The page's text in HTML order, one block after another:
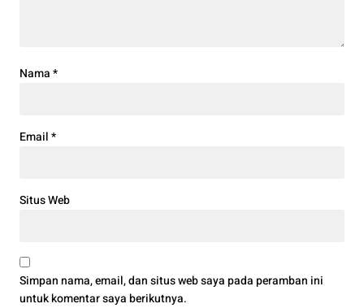
Nama*
Email*
Situs Web
Simpan nama, email, dan situs web saya pada peramban ini
untuk komentar saya berikutnya.